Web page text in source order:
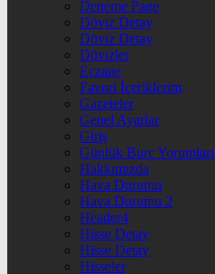
Deneme Page
Döviz Detay
Döviz Detay
Dövizler
Eczane
Favori İçeriklerim
Gazeteler
Genel Ayarlar
Giriş
Günlük Burç Yorumları
Hakkımızda
Hava Durumu
Hava Durumu 2
Header4
Hisse Detay
Hisse Detay
Hisseler